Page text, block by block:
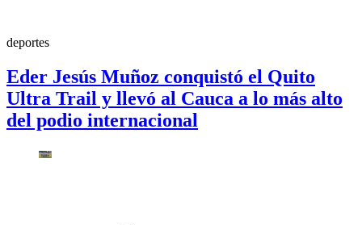
deportes
Eder Jesús Muñoz conquistó el Quito
Ultra Trail y llevó al Cauca a lo más alto
del podio internacional